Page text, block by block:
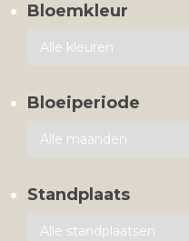
Bloemkleur
Bloeiperiode
Standplaats